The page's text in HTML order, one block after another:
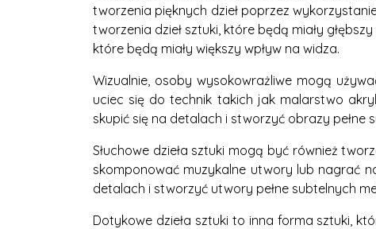
tworzenia pięknych dzieł poprzez
tworzenia dzieł sztuki, które będą miały
które będą miały większy wpływ na widza.
Wizualnie, osoby wysokowrażliwe mogą
uciec się do technik takich jak malarstwo
skupić się na detalach i stworzyć obrazy pełne
Słuchowe dzieła sztuki mogą być również
skomponować muzykalne utwory lub nagrać
detalach i stworzyć utwory pełne subtelnych
Dotykowe dzieła sztuki to inna forma sztuki,